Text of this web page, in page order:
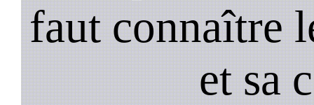
faut connaître
et sa